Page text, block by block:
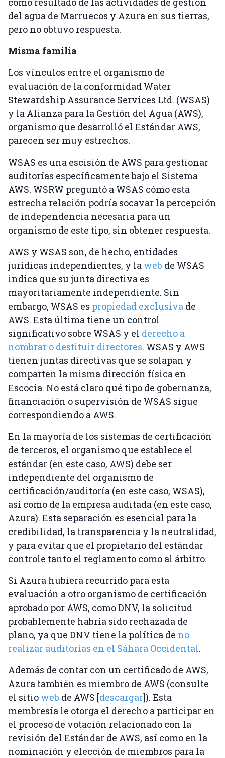
del agua de Marruecos y Azura en sus tierras,
pero no obtuvo respuesta.
Misma familia
Los vínculos entre el organismo de
evaluación de la conformidad Water
Stewardship Assurance Services Ltd. (WSAS)
y la Alianza para la Gestión del Agua (AWS),
organismo que desarrolló el Estándar AWS,
parecen ser muy estrechos.
WSAS es una escisión de AWS para gestionar
auditorías específicamente bajo el Sistema
AWS. WSRW preguntó a WSAS cómo esta
estrecha relación podría socavar la percepción
de independencia necesaria para un
organismo de este tipo, sin obtener respuesta.
AWS y WSAS son, de hecho, entidades
jurídicas independientes, y la web de WSAS
indica que su junta directiva es
mayoritariamente independiente. Sin
embargo, WSAS es propiedad exclusiva de
AWS. Esta última tiene un control
significativo sobre WSAS y el derecho a
nombrar o destituir directores. WSAS y AWS
tienen juntas directivas que se solapan y
comparten la misma dirección física en
Escocia. No está claro qué tipo de gobernanza,
financiación o supervisión de WSAS sigue
correspondiendo a AWS.
En la mayoría de los sistemas de certificación
de terceros, el organismo que establece el
estándar (en este caso, AWS) debe ser
independiente del organismo de
certificación/auditoría (en este caso, WSAS),
así como de la empresa auditada (en este caso,
Azura). Esta separación es esencial para la
credibilidad, la transparencia y la neutralidad,
y para evitar que el propietario del estándar
controle tanto el reglamento como al árbitro.
Si Azura hubiera recurrido para esta
evaluación a otro organismo de certificación
aprobado por AWS, como DNV, la solicitud
probablemente habría sido rechazada de
plano, ya que DNV tiene la política de no
realizar auditorías en el Sáhara Occidental.
Además de contar con un certificado de AWS,
Azura también es miembro de AWS (consulte
el sitio web de AWS [descargar]). Esta
membresía le otorga el derecho a participar en
el proceso de votación relacionado con la
revisión del Estándar de AWS, así como en la
nominación y elección de miembros para la